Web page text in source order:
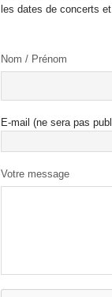
les dates de concerts
Nom / Prénom
E-mail (ne sera pas
Votre message